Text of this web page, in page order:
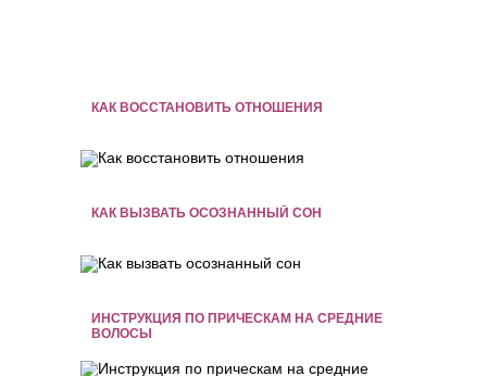
КАК ВОССТАНОВИТЬ ОТНОШЕНИЯ
КАК ВЫЗВАТЬ ОСОЗНАННЫЙ СОН
ИНСТРУКЦИЯ ПО ПРИЧЕСКАМ НА СРЕДНИЕ
ВОЛОСЫ